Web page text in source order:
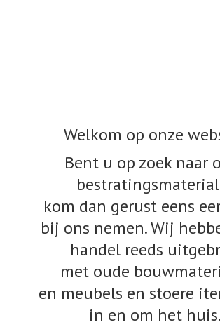
Welkom op onze
Bent u op zoek naar
kom dan gerust eens
bij ons nemen. Wij
handel reeds
met oude
en meubels en stoere
in en om het huis.